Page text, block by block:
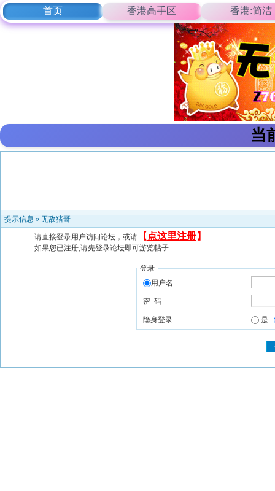
首页 香港高手区 香港:简洁
当
提示信息 » 无敌猪哥
请直接登录用户访问论坛，或请 【 点这里注册】
如果您已注册,请先登录论坛即可游览帖子
登录
用户名
密 码
隐身登录 是